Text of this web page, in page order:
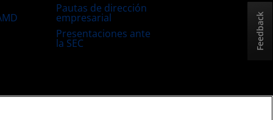
Pautas de dirección
empresarial
Presentaciones ante
la SEC Feedback